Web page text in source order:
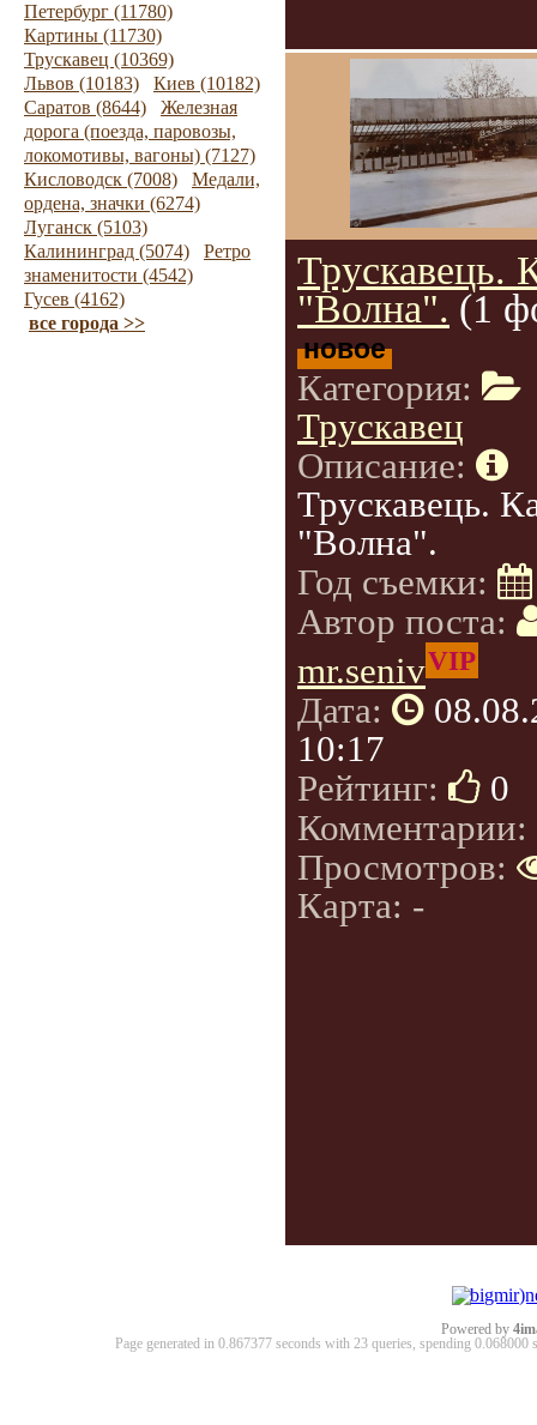
Петербург (11780)
Картины (11730)
Трускавец (10369)
Львов (10183)
Киев (10182)
Саратов (8644)
Железная
дорога (поезда, паровозы,
локомотивы, вагоны) (7127)
Кисловодск (7008)
Медали,
ордена, значки (6274)
Луганск (5103)
Калининград (5074)
Ретро
знаменитости (4542)
Гусев (4162)
все города >>
Трускавець.
"Волна". (1
новое
Категория:
Трускавец
Описание:
Трускавець.
"Волна".
Год съемки:
Автор поста:
mr.senivVIP
Дата:
10:17
Рейтинг:
0
Комментарии:
Просмотров:
Карта: -
Powered by
Page generated in 0.867377 seconds with 23 queries, spending